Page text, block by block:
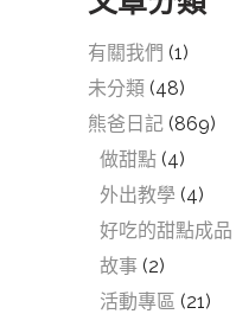
有關我們 (1)
未分類 (48)
熊爸日記 (869)
做甜點 (4)
外出教學 (4)
好吃的甜點成品
故事 (2)
活動專區 (21)